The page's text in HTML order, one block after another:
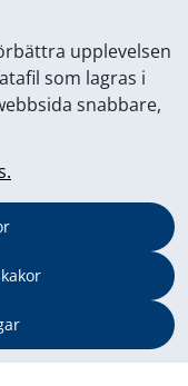
upplevelsen
som lagras i
snabbare,